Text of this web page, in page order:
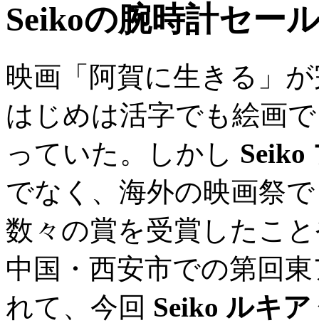
Seikoの腕時計セー
映画「阿賀に生きる」
はじめは活字でも絵画
っていた。しかし Seiko
でなく、海外の映画祭
数々の賞を受賞したこ
中国・西安市での第回
れて、今回 Seiko ルキア